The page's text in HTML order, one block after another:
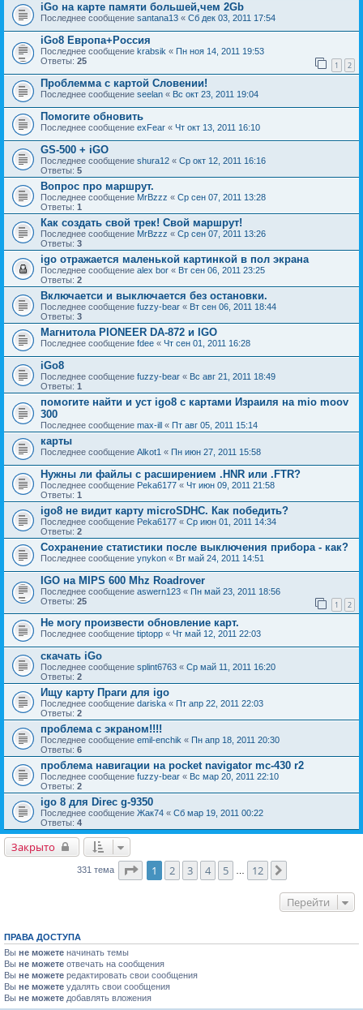
iGo на карте памяти большей,чем 2Gb
Последнее сообщение santana13 « Сб дек 03, 2011 17:54
iGo8 Европа+Россия
Последнее сообщение krabsik « Пн ноя 14, 2011 19:53
Ответы: 25 1 2
Проблемма с картой Словении!
Последнее сообщение seelan « Вс окт 23, 2011 19:04
Помогите обновить
Последнее сообщение exFear « Чт окт 13, 2011 16:10
GS-500 + iGO
Последнее сообщение shura12 « Ср окт 12, 2011 16:16
Ответы: 5
Вопрос про маршрут.
Последнее сообщение MrBzzz « Ср сен 07, 2011 13:28
Ответы: 1
Как создать свой трек! Свой маршрут!
Последнее сообщение MrBzzz « Ср сен 07, 2011 13:26
Ответы: 3
igo отражается маленькой картинкой в пол экрана
Последнее сообщение alex bor « Вт сен 06, 2011 23:25
Ответы: 2
Включаетси и выключается без остановки.
Последнее сообщение fuzzy-bear « Вт сен 06, 2011 18:44
Ответы: 3
Магнитола PIONEER DA-872 и IGO
Последнее сообщение fdee « Чт сен 01, 2011 16:28
iGo8
Последнее сообщение fuzzy-bear « Вс авг 21, 2011 18:49
Ответы: 1
помогите найти и уст igo8 с картами Израиля на mio moov
300
Последнее сообщение max-ill « Пт авг 05, 2011 15:14
карты
Последнее сообщение Alkot1 « Пн июн 27, 2011 15:58
Нужны ли файлы с расширением .HNR или .FTR?
Последнее сообщение Peka6177 « Чт июн 09, 2011 21:58
Ответы: 1
igo8 не видит карту microSDHC. Как победить?
Последнее сообщение Peka6177 « Ср июн 01, 2011 14:34
Ответы: 2
Сохранение статистики после выключения прибора - как?
Последнее сообщение ynykon « Вт май 24, 2011 14:51
IGO на MIPS 600 Mhz Roadrover
Последнее сообщение aswern123 « Пн май 23, 2011 18:56
Ответы: 25 1 2
Не могу произвести обновление карт.
Последнее сообщение tiptopp « Чт май 12, 2011 22:03
скачать iGo
Последнее сообщение splint6763 « Ср май 11, 2011 16:20
Ответы: 2
Ищу карту Праги для igo
Последнее сообщение dariska « Пт апр 22, 2011 22:03
Ответы: 2
проблема с экраном!!!!
Последнее сообщение emil-enchik « Пн апр 18, 2011 20:30
Ответы: 6
проблема навигации на pocket navigator mc-430 r2
Последнее сообщение fuzzy-bear « Вс мар 20, 2011 22:10
Ответы: 2
igo 8 для Direc g-9350
Последнее сообщение Жак74 « Сб мар 19, 2011 00:22
Ответы: 4
Закрыто
331 тема Страница1 из
1 2 3 4 5 12
Перейти
ПРАВА ДОСТУПА
Вы не можете начинать темы
Вы не можете отвечать на сообщения
Вы не можете редактировать свои сообщения
Вы не можете удалять свои сообщения
Вы не можете добавлять вложения